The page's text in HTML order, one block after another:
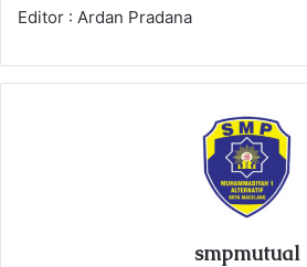
Editor : Ardan Pradana
smpmutual